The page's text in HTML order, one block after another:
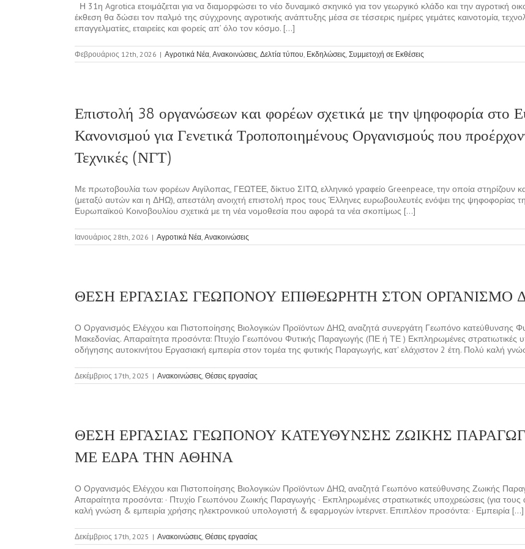
Η 31η Agrotica ετοιμάζεται για να διαμορφώσει το νέο δυναμικό σκηνικό για τον γεωργικό κλάδο και την αγροτική
έκθεση θα δώσει τον παλμό της σύγχρονης αγροτικής ανάπτυξης μέσα σε τέσσερις ημέρες γεμάτες καινοτομία,
επαγγελματίες, εταιρείες και φορείς απ’ όλο τον κόσμο. [...]
Φεβρουάριος 12th, 2026 | Αγροτικά Νέα, Ανακοινώσεις, Δελτία τύπου, Εκδηλώσεις, Συμμετοχή σε Εκθέσεις
Επιστολή 38 οργανώσεων και φορέων σχετικά με την ψηφοφορία στο
Κανονισμού για Γενετικά Τροποποιημένους Οργανισμούς που
Τεχνικές (ΝΓΤ)
Με πρωτοβουλία των φορέων Αιγίλοπας, ΓΕΩΤΕΕ, δίκτυο ΣΙΤΩ, ελληνικό γραφείο Greenpeace, την οποία στηρίζουν
(μεταξύ αυτών και η ΔΗΩ), απεστάλη ανοιχτή επιστολή προς τους Έλληνες ευρωβουλευτές ενόψει της ψηφοφορίας
Ευρωπαϊκού Κοινοβουλίου σχετικά με τη νέα νομοθεσία που αφορά τα νέα σκοπίμως [...]
Ιανουάριος 28th, 2026 | Αγροτικά Νέα, Ανακοινώσεις
ΘΕΣΗ ΕΡΓΑΣΙΑΣ ΓΕΩΠΟΝΟΥ ΕΠΙΘΕΩΡΗΤΗ ΣΤΟΝ ΟΡΓΑΝΙΣΜΟ
Ο Οργανισμός Ελέγχου και Πιστοποίησης Βιολογικών Προϊόντων ΔΗΩ, αναζητά συνεργάτη Γεωπόνο κατεύθυνσης
Μακεδονίας. Απαραίτητα προσόντα: Πτυχίο Γεωπόνου Φυτικής Παραγωγής (ΠΕ ή ΤΕ ) Εκπληρωμένες στρατιωτικές
οδήγησης αυτοκινήτου Εργασιακή εμπειρία στον τομέα της φυτικής Παραγωγής, κατ' ελάχιστον 2 έτη. Πολύ καλή
Δεκέμβριος 17th, 2025 | Ανακοινώσεις, Θέσεις εργασίας
ΘΕΣΗ ΕΡΓΑΣΙΑΣ ΓΕΩΠΟΝΟΥ ΚΑΤΕΥΘΥΝΣΗΣ ΖΩΙΚΗΣ
ΜΕ ΕΔΡΑ ΤΗΝ ΑΘΗΝΑ
Ο Οργανισμός Ελέγχου και Πιστοποίησης Βιολογικών Προϊόντων ΔΗΩ, αναζητά Γεωπόνο κατεύθυνσης Ζωικής
Απαραίτητα προσόντα: · Πτυχίο Γεωπόνου Ζωικής Παραγωγής · Εκπληρωμένες στρατιωτικές υποχρεώσεις (για
καλή γνώση & εμπειρία χρήσης ηλεκτρονικού υπολογιστή & εφαρμογών ίντερνετ. Επιπλέον προσόντα: · Εμπειρία [...]
Δεκέμβριος 17th, 2025 | Ανακοινώσεις, Θέσεις εργασίας